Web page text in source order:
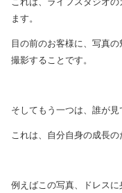
ます。
目の前のお客様に、写真
撮影することです。
そしてもう一つは、誰が見
これは、自分自身の成長
例えばこの写真、ドレス